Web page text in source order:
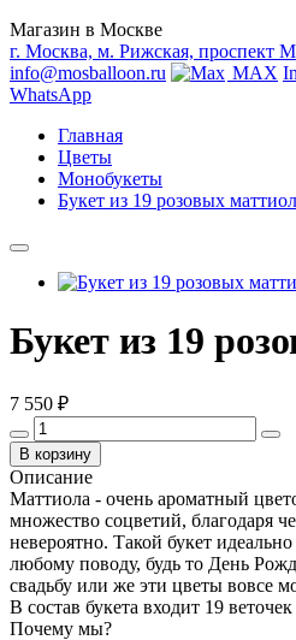
Магазин в Москве
г. Москва, м. Рижская, проспект
info@mosballoon.ru
MAX
WhatsApp
Главная
Цветы
Монобукеты
Букет из 19 розовых маттиол
Букет из 19
7 550 ₽
В корзину
Описание
Маттиола - очень ароматный
множество соцветий, благодаря
невероятно. Такой букет
любому поводу, будь то День
свадьбу или же эти цветы вовсе
В состав букета входит 19
Почему мы?